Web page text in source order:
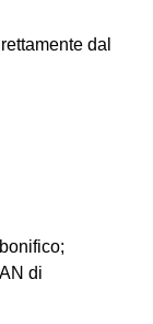
dal
di